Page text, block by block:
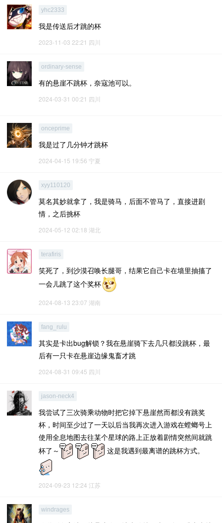
yhc2333
我是传送后才跳的杯
2023-11-03 22:21 四川
ordinary-sense
有的悬崖不跳杯，奈寇池可以。
2024-03-31 00:21 四川
onceprime
我是过了几分钟才跳杯
2024-04-15 19:56 宁夏
xyy110120
莫名其妙就拿了，我是骑马，后面不管马了，直接进剧
情，之后挑杯
2024-05-12 02:18 湖北
terafiris
笑死了，到沙漠召唤长腿哥，结果它自己卡在墙里抽搐了
一会儿跳了这个奖杯
2024-08-13 23:07 湖南
fang_rulu
其实是卡出bug解锁？我在悬崖骑下去几只都没跳杯，最
后有一只卡在悬崖边缘鬼畜才跳
2024-08-31 09:45 四川
jason-neck4
我尝试了三次骑乘动物时把它掉下悬崖然而都没有跳奖
杯，时间至少过了一天以后当我再次进入游戏在螳螂号上
使用全息地图去往某个星球的路上正放着剧情突然间就跳
杯了～
这是我遇到最离谱的跳杯方式。
2024-09-23 12:24 江苏
windrages